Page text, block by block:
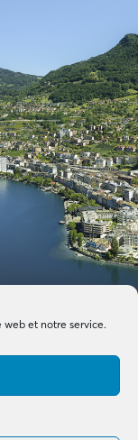
web et notre service.